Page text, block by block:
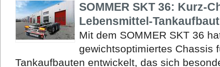
SOMMER SKT 36: Kurz-
Lebensmittel-
Mit dem SOMMER SKT 36
gewichtsoptimiertes Chassis
Tankaufbauten entwickelt, das sich